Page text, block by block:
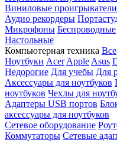
Виниловые проигрыватели
Аудио рекордеры
Микрофоны Беспроводные
Настольные
Компьютерная техника Все
Ноутбуки Acer Apple Asus
Недорогие Для учебы Для
Аксессуары для ноутбуков
ноутбуков Чехлы для
Адаптеры USB портов
аксессуары для ноутбуков
Сетевое оборудование
Коммутаторы Сетевые